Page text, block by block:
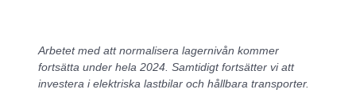
Arbetet med att normalisera lagernivån kommer
fortsätta under hela 2024. Samtidigt fortsätter vi att
investera i elektriska lastbilar och hållbara transporter.